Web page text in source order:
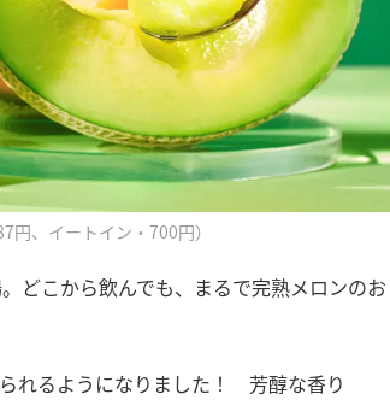
円、イートイン・700円）
どこから飲んでも、まるで完熟メロンのお
れるようになりました！ 芳醇な香り